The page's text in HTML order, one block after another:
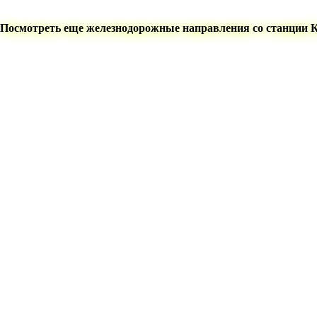
Посмотреть еще железнодорожные направления со станции